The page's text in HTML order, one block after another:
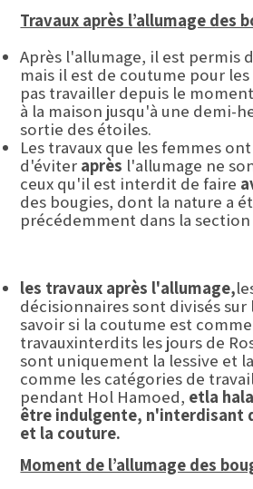
Travaux après l’allumage des
Après l'allumage, il est permis
mais il est de coutume pour
pas travailler depuis le
à la maison jusqu'à une demi-
sortie des étoiles.
Les travaux que les femmes
d'éviter après l'allumage ne
ceux qu'il est interdit de faire
des bougies, dont la nature a
précédemment dans la section
les travaux après l'allumage,
décisionnaires sont divisés sur
savoir si la coutume est
travauxinterdits les jours de
sont uniquement la lessive et
comme les catégories de
pendant Hol Hamoed, etla
être indulgente, n'interdisant
et la couture.
Moment de l’allumage des